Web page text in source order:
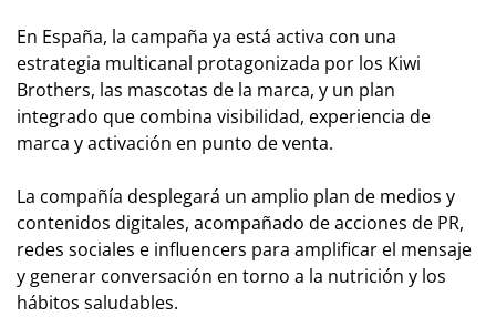
En España, la campaña ya está activa con una
estrategia multicanal protagonizada por los Kiwi
Brothers, las mascotas de la marca, y un plan
integrado que combina visibilidad, experiencia de
marca y activación en punto de venta.
La compañía desplegará un amplio plan de medios y
contenidos digitales, acompañado de acciones de PR,
redes sociales e influencers para amplificar el mensaje
y generar conversación en torno a la nutrición y los
hábitos saludables.